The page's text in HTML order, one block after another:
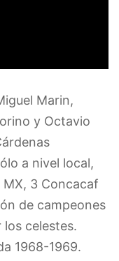
Marin,
y Octavio
a nivel local,
3 Concacaf
de campeones
celestes.
1968-1969.